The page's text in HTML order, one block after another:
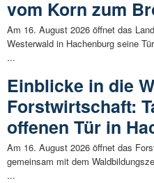
vom Korn zum
Am 16. August 2026 öffnet das
Westerwald in Hachenburg seine
...
Einblicke in die
Forstwirtschaft:
offenen Tür in
Am 16. August 2026 öffnet das
gemeinsam mit dem
...